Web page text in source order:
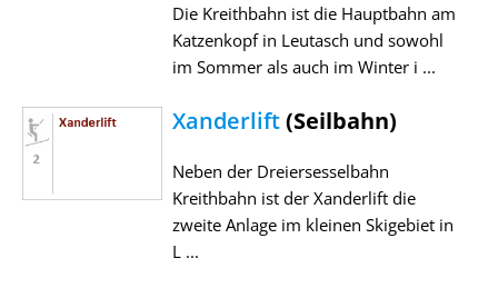
Die Kreithbahn ist die Hauptbahn am
Katzenkopf in Leutasch und sowohl
im Sommer als auch im Winter i ...
Xanderlift(Seilbahn)
Neben der Dreiersesselbahn
Kreithbahn ist der Xanderlift die
zweite Anlage im kleinen Skigebiet in
L ...